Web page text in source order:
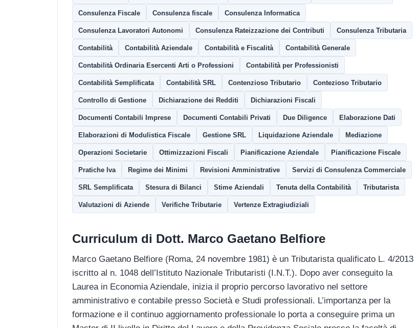
Consulenza Fiscale Consulenza fiscale Consulenza Informatica
Consulenza Lavoratori Autonomi Consulenza Rateizzazione dei Contributi Consulenza Tributaria
Contabilità Contabilità Aziendale Contabilità e Fiscalità Contabilità Generale
Contabilità Ordinaria Esercenti Arti o Professioni Contabilità per Professionisti
Contabilità Semplificata Contabilità SRL Contenzioso Tributario Contezioso Tributario
Controllo di Gestione Dichiarazione dei Redditi Dichiarazioni Fiscali
Documenti Contabili Imprese Documenti Contabili Privati Due Diligence Elaborazione Dati
Elaborazioni di Modulistica Fiscale Gestione SRL Liquidazione Aziendale Mediazione
Operazioni Societarie Ottimizzazioni Fiscali Pianificazione Aziendale Pianificazione Fiscale
Pratiche Iva Regime dei Minimi Revisioni Amministrative Servizi di Consulenza Commerciale
SRL Semplificata Stesura di Bilanci Stime Aziendali Tenuta della Contabilità Tributarista
Valutazioni di Aziende Verifiche Tributarie Vertenze Extragiudiziali
Curriculum di Dott. Marco Gaetano Belfiore
Marco Gaetano Belfiore (Roma, 24 novembre 1981) è un Tributarista qualificato L. 4/2013
iscritto al n. 1048 dell’Istituto Nazionale Tributaristi (I.N.T.). Dopo aver conseguito la
Laurea in Economia Aziendale, inizia il proprio percorso lavorativo nel settore
amministrativo e contabile presso Società e Studi professionali. L’importanza per la
formazione e il continuo aggiornamento professionale lo porta a conseguire prima un